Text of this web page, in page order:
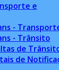
e
-
- Trânsito
de
de